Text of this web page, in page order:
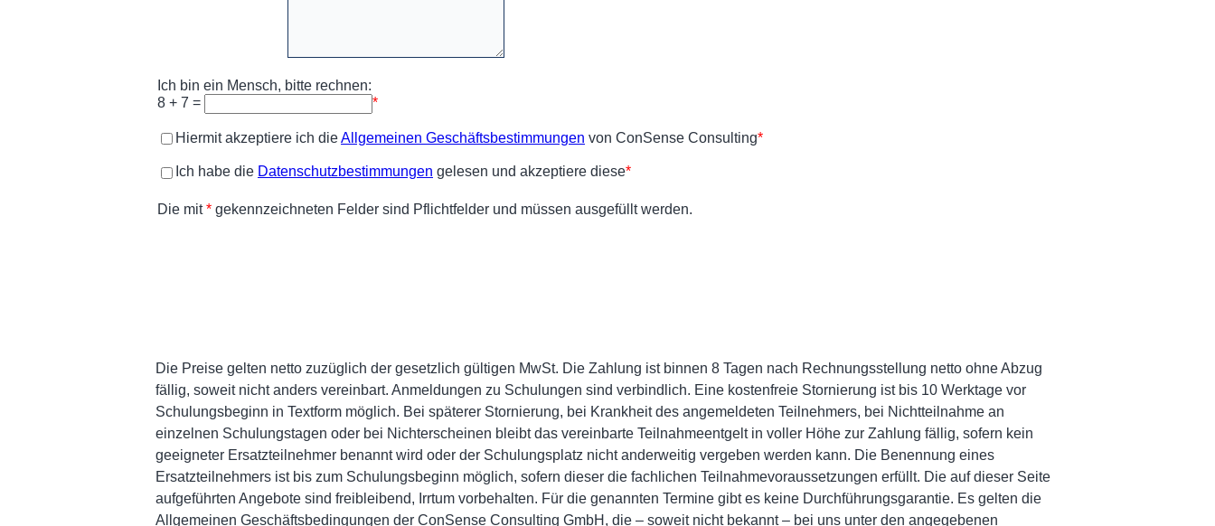
Die Preise gelten netto zuzüglich der gesetzlich gültigen MwSt. Die Zahlung ist binnen 8 Tagen nach Rechnungsstellung netto ohne Abzug
fällig, soweit nicht anders vereinbart. Anmeldungen zu Schulungen sind verbindlich. Eine kostenfreie Stornierung ist bis 10 Werktage vor
Schulungsbeginn in Textform möglich. Bei späterer Stornierung, bei Krankheit des angemeldeten Teilnehmers, bei Nichtteilnahme an
einzelnen Schulungstagen oder bei Nichterscheinen bleibt das vereinbarte Teilnahmeentgelt in voller Höhe zur Zahlung fällig, sofern kein
geeigneter Ersatzteilnehmer benannt wird oder der Schulungsplatz nicht anderweitig vergeben werden kann. Die Benennung eines
Ersatzteilnehmers ist bis zum Schulungsbeginn möglich, sofern dieser die fachlichen Teilnahmevoraussetzungen erfüllt. Die auf dieser Seite
aufgeführten Angebote sind freibleibend, Irrtum vorbehalten. Für die genannten Termine gibt es keine Durchführungsgarantie. Es gelten die
Allgemeinen Geschäftsbedingungen der ConSense Consulting GmbH, die – soweit nicht bekannt – bei uns unter den angegebenen